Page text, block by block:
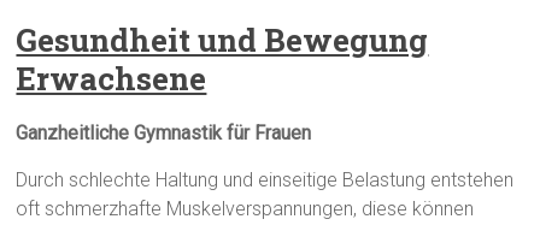
Gesundheit und Bewegung
Erwachsene
Ganzheitliche Gymnastik für Frauen
Durch schlechte Haltung und einseitige Belastung entstehen
oft schmerzhafte Muskelverspannungen, diese können